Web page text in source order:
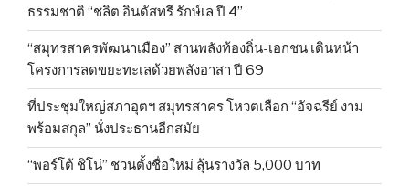
ธรรมชาติ “ชลิต อินดัสทรี รักษ์เล ปี 4”
“สมุทรสาครพัฒนาเมือง” สานพลังท้องถิ่น-เอกชน เดินหน้า
โครงการลดขยะทะเลด้วยพลังอาสา ปี 69
ที่ประชุมใหญ่สภาอุตฯ สมุทรสาคร โหวตเลือก “อัจฉรีย์ งาม
พร้อมสกุล” นั่งประธานอีกสมัย
“พอร์โต้ ชิโน่” ชวนตั้งชื่อใหม่ ลุ้นรางวัล 5,000 บาท